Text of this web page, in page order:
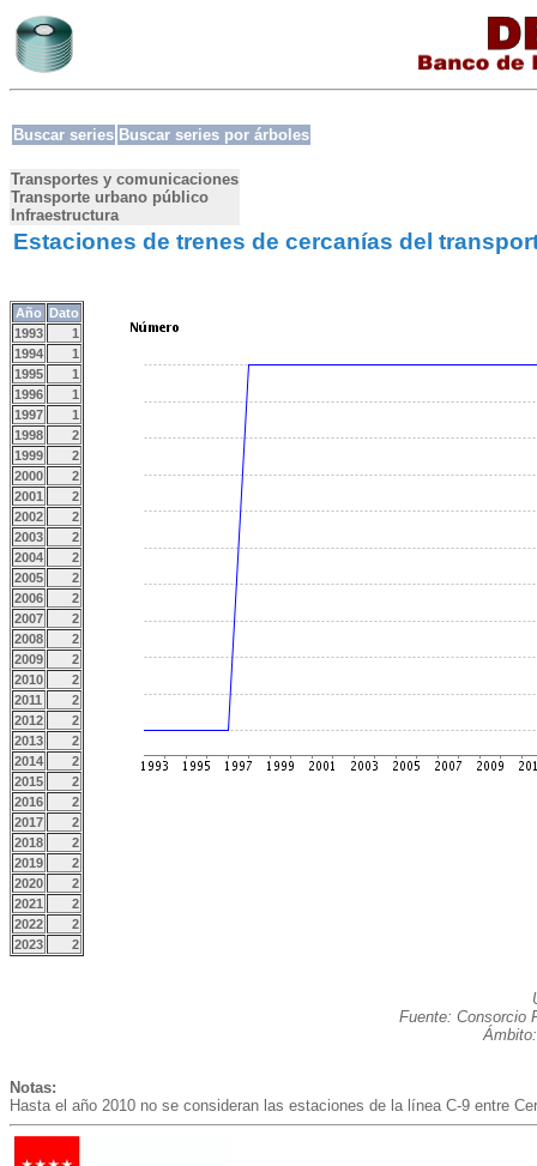
Buscar series Buscar series por árboles
Transportes y comunicaciones
Transporte urbano público
Infraestructura
Estaciones de trenes de cercanías del
Año Dato
1993
1
1994
1
1995
1
1996
1
1997
1
1998
2
1999
2
2000
2
2001
2
2002
2
2003
2
2004
2
2005
2
2006
2
2007
2
2008
2
2009
2
2010
2
2011
2
2012
2
2013
2
2014
2
2015
2
2016
2
2017
2
2018
2
2019
2
2020
2
2021
2
2022
2
2023
2
Fuente: Consorcio
Notas:
Hasta el año 2010 no se consideran las estaciones de la línea C-9 entre